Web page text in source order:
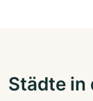
Städte in